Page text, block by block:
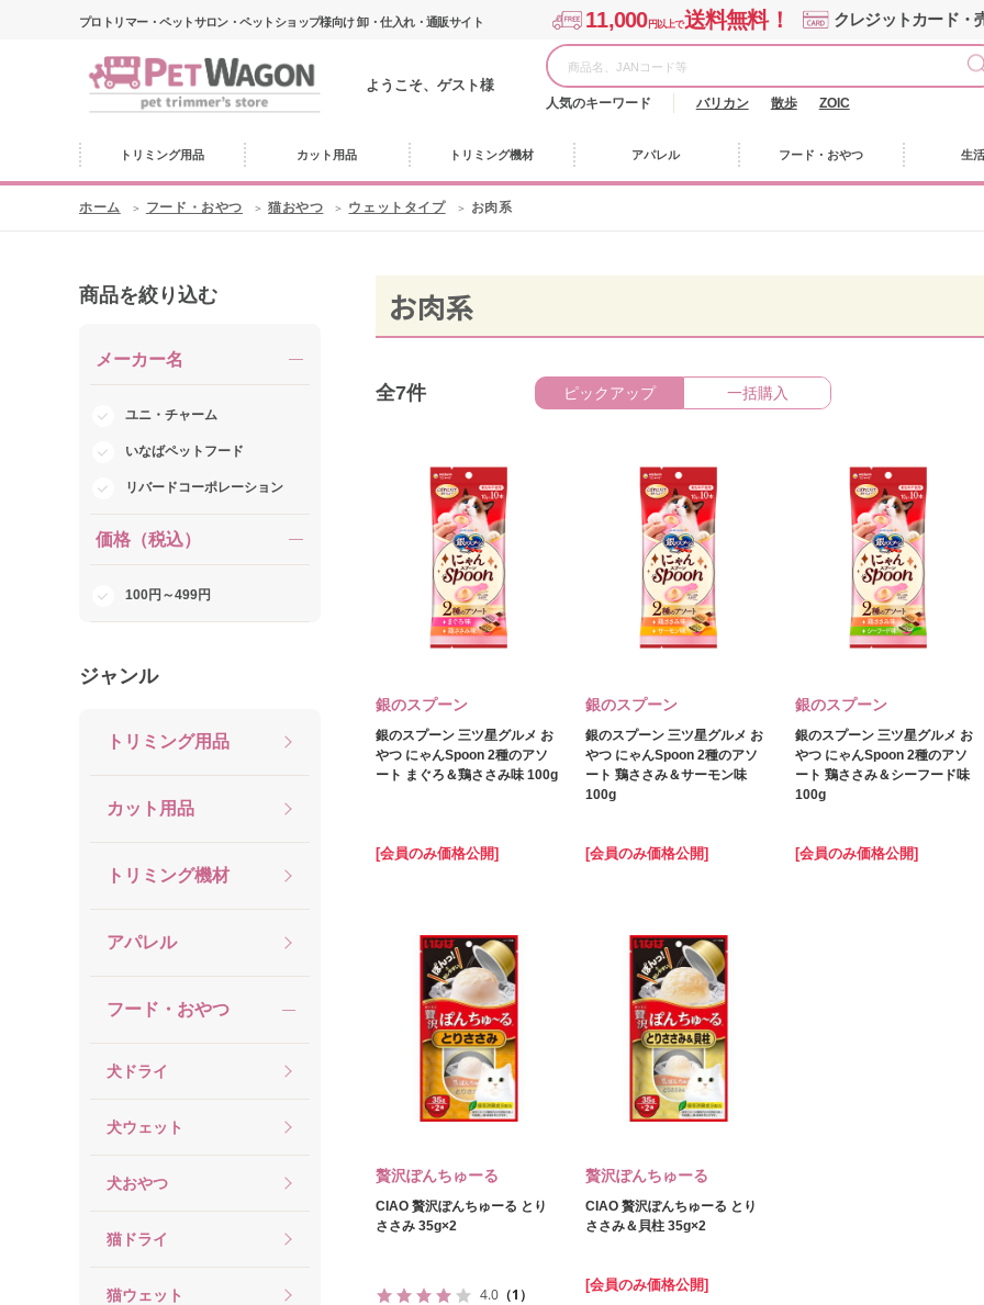
プロトリマー・ペットサロン・ペットショップ様向け 卸・仕入れ・通販サイト 11,000円以上で送料無料！ クレジットカード・
ようこそ、ゲスト様
人気のキーワード バリカン 散歩 ZOIC
トリミング用品 カット用品 トリミング機材 アパレル フード・おやつ 生
ホーム フード・おやつ 猫おやつ ウェットタイプ お肉系
商品を絞り込む
メーカー名
ユニ・チャーム
いなばペットフード
リバードコーポレーション
価格（税込）
100円～499円
ジャンル
トリミング用品
カット用品
トリミング機材
アパレル
フード・おやつ
犬ドライ
犬ウェット
犬おやつ
猫ドライ
猫ウェット
お肉系
全7件 ピックアップ 一括購入
銀のスプーン
銀のスプーン 三ツ星グルメ お
やつ にゃんSpoon 2種のアソ
ート まぐろ＆鶏ささみ味 100g
[会員のみ価格公開]
銀のスプーン
銀のスプーン 三ツ星グルメ お
やつ にゃんSpoon 2種のアソ
ート 鶏ささみ＆サーモン味
100g
[会員のみ価格公開]
銀のスプーン
銀のスプーン 三ツ星グルメ お
やつ にゃんSpoon 2種のアソ
ート 鶏ささみ＆シーフード味
100g
[会員のみ価格公開]
贅沢ぽんちゅーる
CIAO 贅沢ぽんちゅーる とり
ささみ 35g×2
4.0 （1）
贅沢ぽんちゅーる
CIAO 贅沢ぽんちゅーる とり
ささみ＆貝柱 35g×2
[会員のみ価格公開]